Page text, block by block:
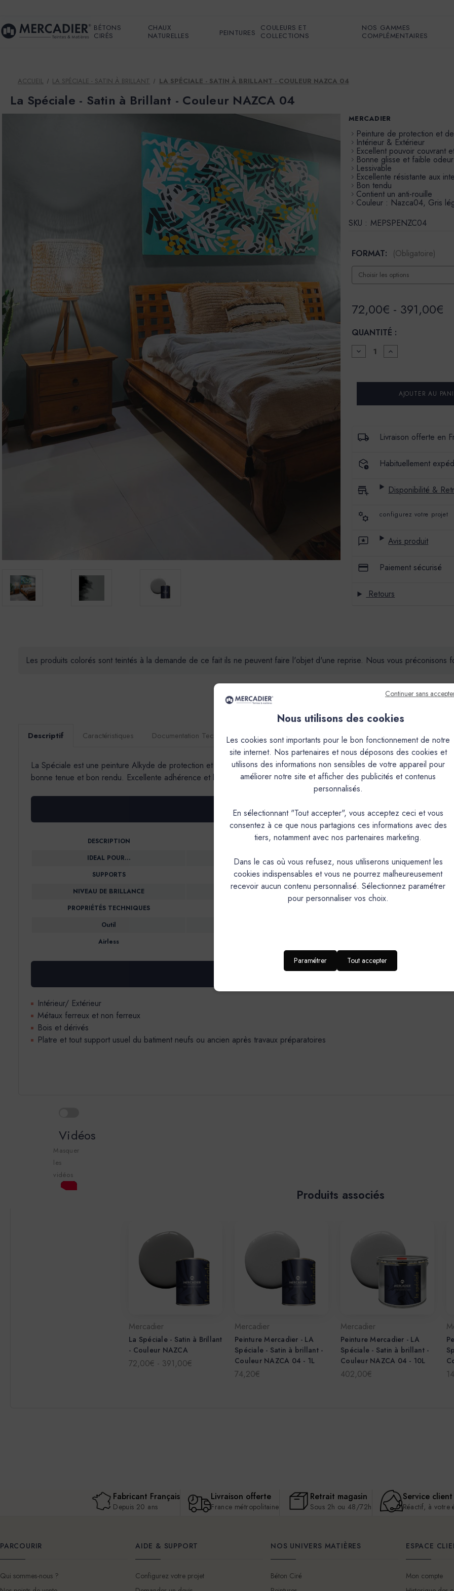
BÉTONS
CIRÉS
CHAUX
NATURELLES
PEINTURES
COULEURS ET
COLLECTIONS
NOS GAMMES
COMPLÉMENTAIRES
ACCUEIL LA SPÉCIALE - SATIN À BRILLANT LA SPÉCIALE - SATIN À BRILLANT - COULEUR NAZCA 04
La Spéciale - Satin à Brillant - Couleur NAZCA 04
MERCADIER
Peinture de protection et
Intérieur & Extérieur
Excellent pouvoir couvrant
Bonne glisse et faible odeur
Lessivable
Excellente résistante aux
Bon tendu
Contient un anti-rouille
Couleur : Nazca04, Gris
SKU : MEPSPENZC04
FORMAT: (Obligatoire)
72,00€ - 391,00€
QUANTITÉ :
DIMINUER
LA
LA
SATIN
COULEUR
AUGMENTER
LA
LA
SPÉCIALE
SATIN
COULEUR
Livraison offerte en
Habituellement
Disponibilité &
configurez votre projet
Avis produit
Paiement sécurisé
Retours
Les produits colorés sont teintés à la demande de ce fait ils ne peuvent faire l'objet d'une reprise. Nous vous préconisons
Descriptif Caractéristiques Documentation Technique Couleurs & Échantillons
La Spéciale est une peinture Alkyde de protection et de décoration pour les bois, métaux et tous supports usuels.
bonne tenue et bon rendu. Excellente adhérence et bonne résistance aux intempéries. Contient un anti-rouille. Aspect
PRODUIT
DESCRIPTION Peinture en phase aqueuse à base de
IDEAL POUR… Intérieur & Extérieur
SUPPORTS Bois & Métal
NIVEAU DE BRILLANCE Brillance ≤ (MAX) 85 (UB)
PROPRIÉTÉS TECHNIQUES
Outil
Airless Pression Airless : 100-130 bars - Embout :
DOMAINES D’APPLICATION-SUPPORTS
Intérieur/ Extérieur
Métaux ferreux et non ferreux
Bois et dérivés
Platre et tout support usuel du batiment neufs ou ancien après travaux préparatoires
Vidéos
Masquer
les
vidéos
Produits associés
Mercadier
La Spéciale - Satin à Brillant
- Couleur NAZCA
72,00€ - 391,00€
Mercadier
Peinture Mercadier - LA
Spéciale - Satin à brillant -
Couleur NAZCA 04 - 1L
74,20€
Mercadier
Peinture Mercadier - LA
Spéciale - Satin à brillant -
Couleur NAZCA 04 - 10L
402,00€
Fabricant Français
Depuis 20 ans
Livraison offerte
France métropolitaine
Retrait magasin
Sous 2h ou 48/72h
Service client
Réactif, à votre
PARCOURIR
Qui sommes-nous ?
AIDE & SUPPORT
Configurez votre projet
NOS UNIVERS MATIÈRES
Béton Ciré
ESPACE
Mon compte
Continuer sans
Nous utilisons des cookies
Les cookies sont importants pour le bon fonctionnement de notre
site internet. Nos partenaires et nous déposons des cookies et
utilisons des informations non sensibles de votre appareil pour
améliorer notre site et afficher des publicités et contenus
personnalisés.
En sélectionnant "Tout accepter", vous acceptez ceci et vous
consentez à ce que nous partagions ces informations avec des
tiers, notamment avec nos partenaires marketing.
Dans le cas où vous refusez, nous utiliserons uniquement les
cookies indispensables et vous ne pourrez malheureusement
recevoir aucun contenu personnalisé. Sélectionnez paramétrer
pour personnaliser vos choix.
Paramétrer Tout accepter